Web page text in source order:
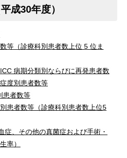
成30年度）
等（診療科別患者数上位 5 位ま
病期分類別ならびに再発患者数
度別患者数等
患者数等
患者数等（診療科別患者数上位5
症、その他の真菌症および手術・
率）